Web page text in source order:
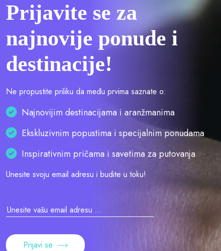
Prijavite se za
najnovije ponude i
destinacije!
Ne propustite priliku da među prvima saznate o:
Najnovijim destinacijama i aranžmanima
Ekskluzivnim popustima i specijalnim ponudama
Inspirativnim pričama i savetima za putovanja
Unesite svoju email adresu i budite u toku!
Prijavi se